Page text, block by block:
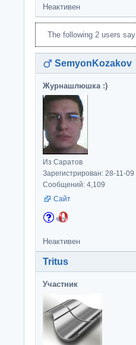
Неактивен
The following 2 users say
SemyonKozakov
Журнашлюшка :)
Из Саратов
Зарегистрирован: 28-11-09
Сообщений: 4,109
Сайт
Неактивен
Tritus
Участник